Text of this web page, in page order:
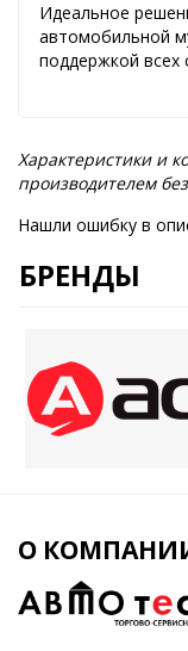
Идеальное
автомобильной
поддержкой всех
Характеристики и
производителем
Нашли ошибку в
БРЕНДЫ
О